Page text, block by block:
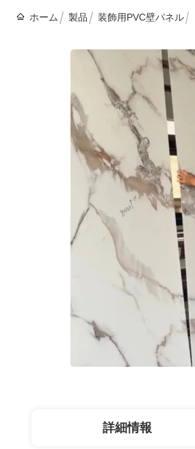
ホーム 製品 装飾用PVC壁パネル
詳細情報